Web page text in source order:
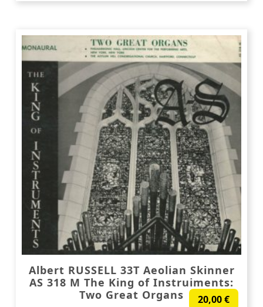
Albert RUSSELL 33T Aeolian Skinner
AS 318 M The King of Instruiments:
Two Great Organs
20,00€